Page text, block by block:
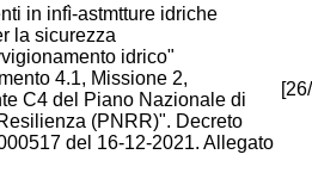
in infì-astmtture idriche
la sicurezza
idrico"
4.1, Missione 2,
C4 del Piano Nazionale di
(PNRR)". Decreto
del 16-12-2021. Allegato